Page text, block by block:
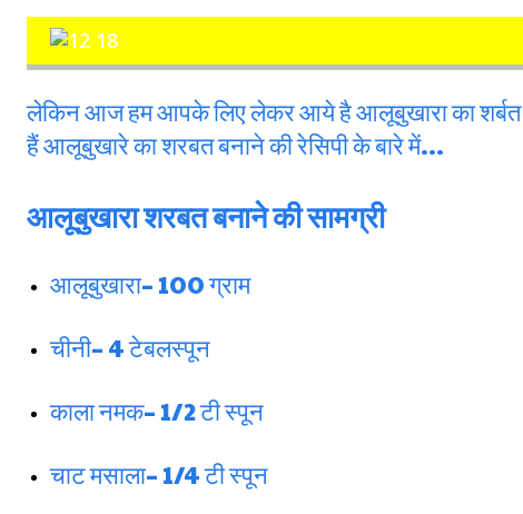
लेकिन आज हम आपके लिए लेकर आये है आलूबुखारा का शर्बत
हैं आलूबुखारे का शरबत बनाने की रेसिपी के बारे में…
आलूबुखारा शरबत बनाने की सामग्री
आलूबुखारा– 100 ग्राम
चीनी– 4 टेबलस्पून
काला नमक– 1/2 टी स्पून
चाट मसाला– 1/4 टी स्पून